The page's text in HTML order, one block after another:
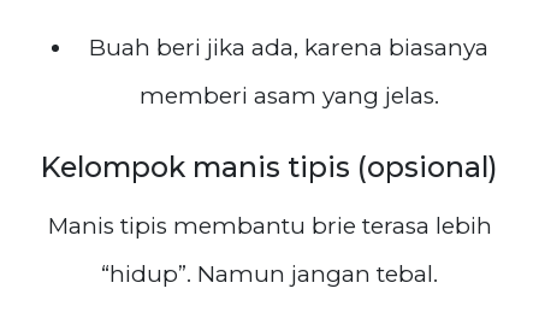
Buah beri jika ada, karena biasanya
memberi asam yang jelas.
Kelompok manis tipis (opsional)
Manis tipis membantu brie terasa lebih
“hidup”. Namun jangan tebal.